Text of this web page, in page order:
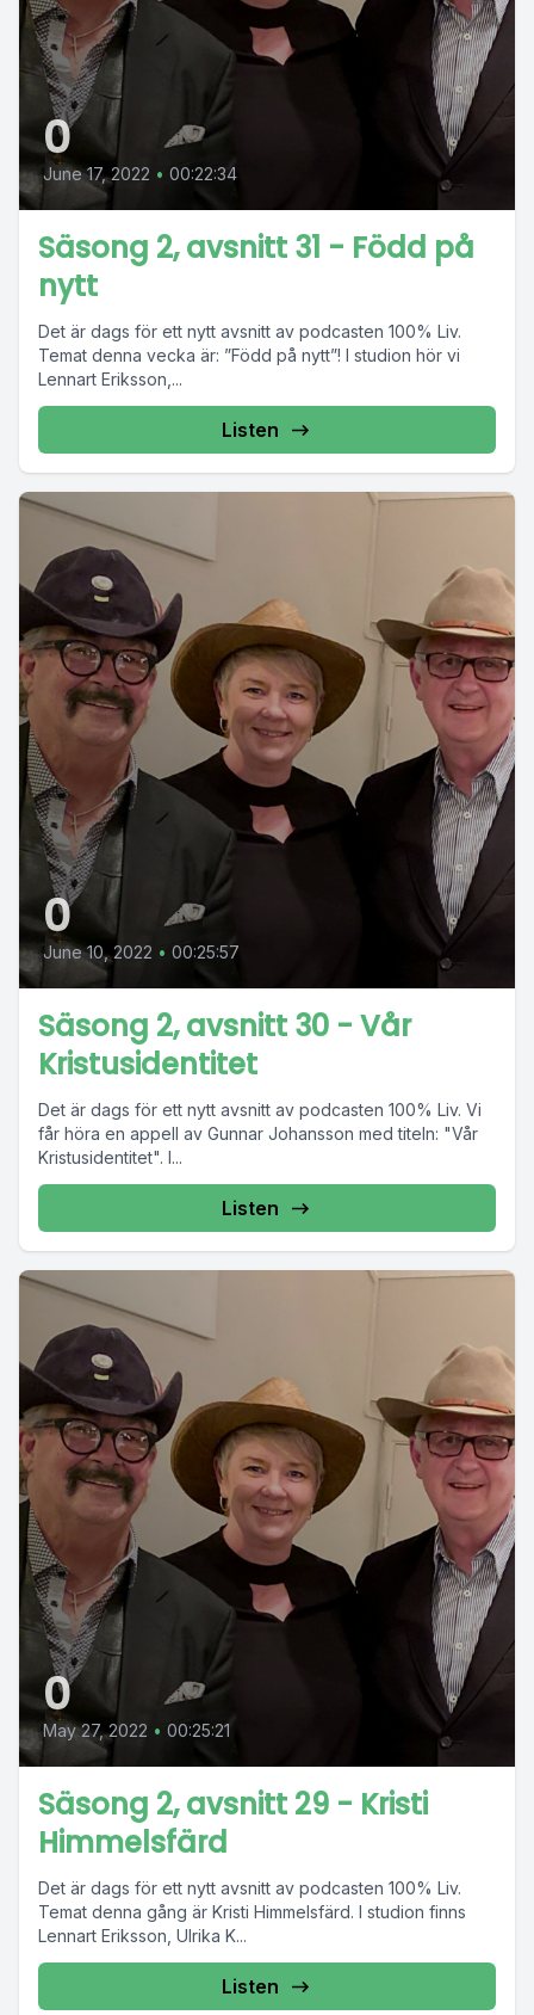
0
June 17, 2022 • 00:22:34
Säsong 2, avsnitt 31 - Född på
nytt
Det är dags för ett nytt avsnitt av podcasten 100% Liv.
Temat denna vecka är: ”Född på nytt”! I studion hör vi
Lennart Eriksson,...
Listen
0
June 10, 2022 • 00:25:57
Säsong 2, avsnitt 30 - Vår
Kristusidentitet
Det är dags för ett nytt avsnitt av podcasten 100% Liv. Vi
får höra en appell av Gunnar Johansson med titeln: "Vår
Kristusidentitet". I...
Listen
0
May 27, 2022 • 00:25:21
Säsong 2, avsnitt 29 - Kristi
Himmelsfärd
Det är dags för ett nytt avsnitt av podcasten 100% Liv.
Temat denna gång är Kristi Himmelsfärd. I studion finns
Lennart Eriksson, Ulrika K...
Listen